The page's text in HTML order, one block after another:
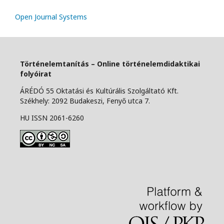
Open Journal Systems
Történelemtanítás – Online történelemdidaktikai
folyóirat
ÁRÉDÓ 55 Oktatási és Kultúrális Szolgáltató Kft.
Székhely: 2092 Budakeszi, Fenyő utca 7.
HU ISSN 2061-6260